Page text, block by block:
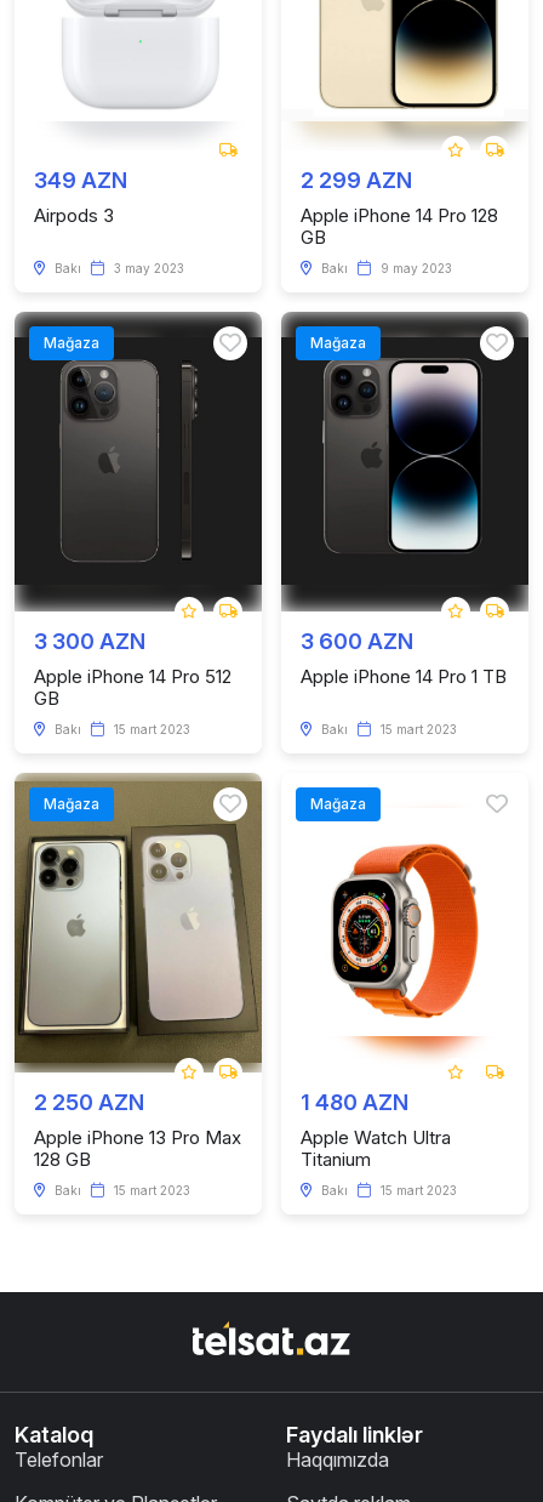
349 AZN
Airpods 3
Bakı 3 may 2023
2 299 AZN
Apple iPhone 14 Pro 128
GB
Bakı 9 may 2023
Mağaza
3 300 AZN
Apple iPhone 14 Pro 512
GB
Bakı 15 mart 2023
Mağaza
3 600 AZN
Apple iPhone 14 Pro 1 TB
Bakı 15 mart 2023
Mağaza
2 250 AZN
Apple iPhone 13 Pro Max
128 GB
Bakı 15 mart 2023
Mağaza
1 480 AZN
Apple Watch Ultra
Titanium
Bakı 15 mart 2023
Kataloq
Telefonlar
Faydalı linklər
Haqqımızda